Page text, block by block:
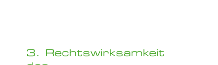
3. Rechtswirksamkeit